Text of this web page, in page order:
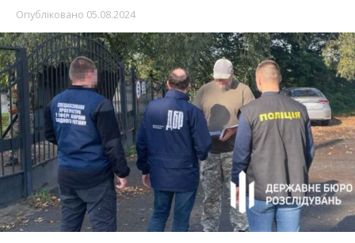
Опубліковано 05.08.2024